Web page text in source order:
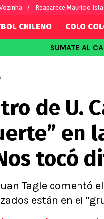
Reaparece Mauricio Isla
por el mundo
Fútbol
Fútbol
CHILENO COLO
SUMATE AL
de U.
en
tocó
Tagle comentó
están en el